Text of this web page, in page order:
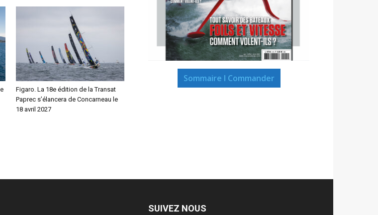
Figaro. La 18e édition de la Transat
Paprec s’élancera de Concarneau le
18 avril 2027
Sommaire I Commander
SUIVEZ NOUS